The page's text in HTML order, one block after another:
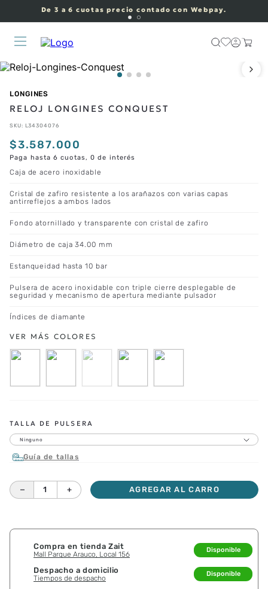
De 3 a 6 cuotas precio contado con Webpay.
LONGINES
RELOJ LONGINES CONQUEST
SKU: L34304076
$3.587.000
Paga hasta 6 cuotas, 0 de interés
Caja de acero inoxidable
Cristal de zafiro resistente a los arañazos con varias capas
antirreflejos a ambos lados
Fondo atornillado y transparente con cristal de zafiro
Diámetro de caja 34.00 mm
Estanqueidad hasta 10 bar
Pulsera de acero inoxidable con triple cierre desplegable de
seguridad y mecanismo de apertura mediante pulsador
Índices de diamante
TALLA DE PULSERA
Ninguno
Guía de tallas
＋
－ AGREGAR AL CARRO
Compra en tienda Zait
Mall Parque Arauco, Local 156
Disponible
Despacho a domicilio
Tiempos de despacho
Disponible